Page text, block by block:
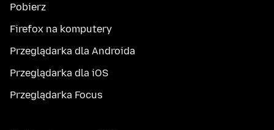
Pobierz
Firefox na komputery
Przeglądarka dla Androida
Przeglądarka dla iOS
Przeglądarka Focus